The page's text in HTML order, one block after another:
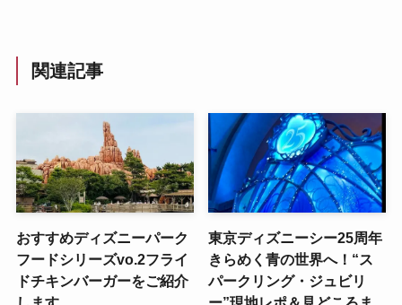
関連記事
おすすめディズニーパーク
フードシリーズvo.2フライ
ドチキンバーガーをご紹介
東京ディズニーシー25周年
きらめく青の世界へ！“ス
パークリング・ジュビリ